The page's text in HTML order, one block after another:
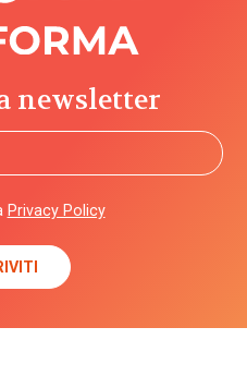
newsletter
Privacy Policy